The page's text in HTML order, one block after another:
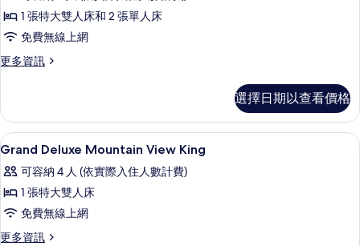
的
所
有
相
1 張特大雙人床和 2 張單人床
免費無線上網
更多資訊
更
(Ocean)
的
詳
選擇日期以查看價格
顯
示
Grand
Deluxe
Mountain
View
5
Grand Deluxe Mountain View King
可容納 4 人 (依實際入住人數計費)
1 張特大雙人床
免費無線上網
更多資訊
更